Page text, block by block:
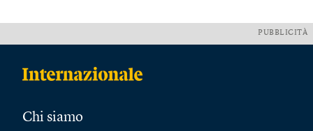
PUBBLICITÀ
Chi siamo